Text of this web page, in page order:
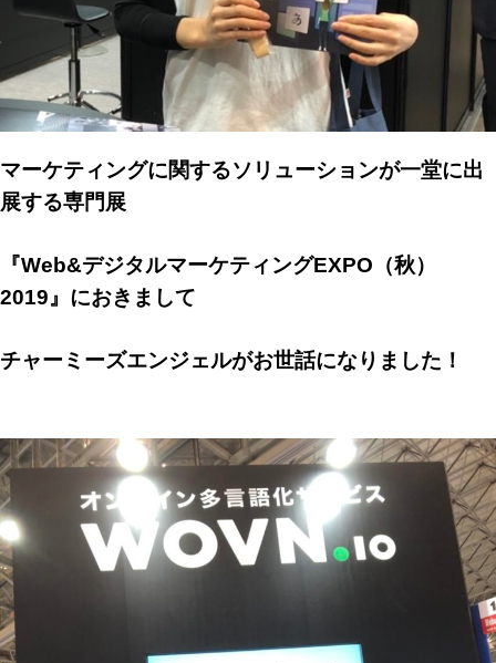
マーケティングに関するソリューションが一堂に出
展する専門展
『Web&デジタルマーケティングEXPO（秋）
2019』におきまして
チャーミーズエンジェルがお世話になりました！